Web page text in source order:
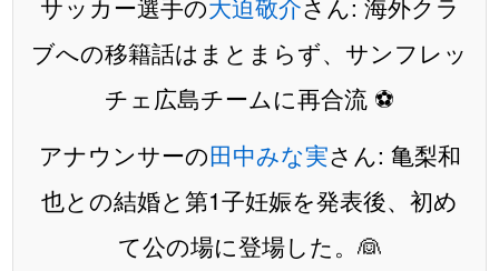
サッカー選手の大迫敬介さん: 海外クラ
ブへの移籍話はまとまらず、サンフレッ
チェ広島チームに再合流 ⚽️
アナウンサーの田中みな実さん: 亀梨和
也との結婚と第1子妊娠を発表後、初め
て公の場に登場した。👰